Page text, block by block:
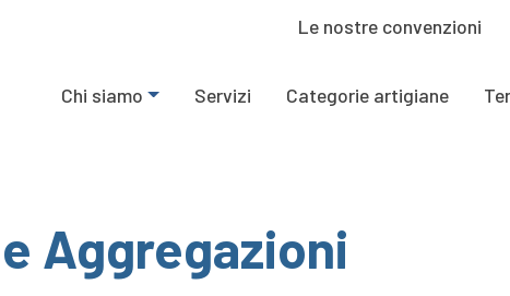
Le nostre convenzioni
Chi siamo Servizi Categorie artigiane
Aggregazioni